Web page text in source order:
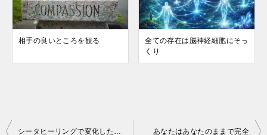
相手の良いところを観る
全ての存在は脳神経細胞にそっ
くり
投
シータヒーリングで変化した現実 あなたはあなたのままで完全